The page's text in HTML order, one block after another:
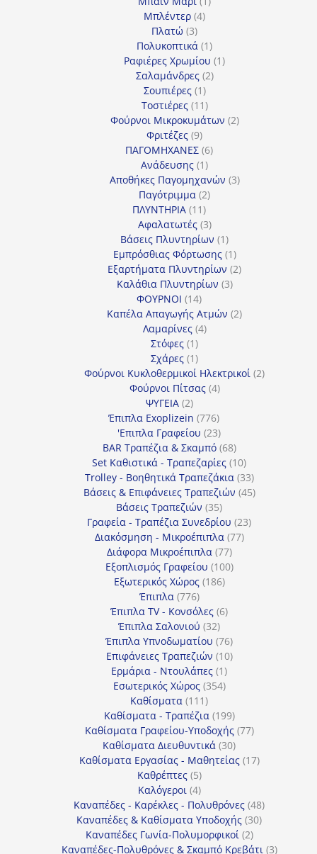
Μπλέντερ 44
Πλατώ 33
προϊόντα
Πολυκοπτικά 11
προϊόν
Ραφιέρες Χρωμίου 11
Σαλαμάνδρες 22
Σουπιέρες 11
προϊόν
Τοστιέρες 1111
προϊόντα
Φούρνοι Μικροκυμάτων 22
Φριτέζες 99
προϊόντα
ΠΑΓΟΜΗΧΑΝΕΣ 66
Ανάδευσης 11
προϊόν
Αποθήκες Παγομηχανών 33
Παγότριμμα 22
ΠΛΥΝΤΗΡΙΑ 1111
προϊόντα
Αφαλατωτές 33
προϊόντα
Βάσεις Πλυντηρίων 11
προϊόν
Εμπρόσθιας Φόρτωσης 11
προϊόν
Εξαρτήματα Πλυντηρίων 22
Καλάθια Πλυντηρίων 33
ΦΟΥΡΝΟΙ 1414
προϊόντα
Καπέλα Απαγωγής Ατμών 22
Λαμαρίνες 44
Στόφες 11
προϊόν
Σχάρες 11
προϊόν
Φούρνοι Κυκλοθερμικοί Ηλεκτρικοί 22
Φούρνοι Πίτσας 44
ΨΥΓΕΙΑ 22
προϊόντα
Έπιπλα Exoplizein 776776
προϊόντα
'Επιπλα Γραφείου 2323
προϊόντα
BAR Τραπέζια & Σκαμπό 6868
προϊόντα
Set Καθιστικά - Τραπεζαρίες 1010
προϊόντα
Trolley - Βοηθητικά Τραπεζάκια 3333
προϊόντα
Βάσεις & Επιφάνειες Τραπεζιών 4545
Βάσεις Τραπεζιών 3535
προϊόντα
Γραφεία - Τραπέζια Συνεδρίου 2323
Διακόσμηση - Μικροέπιπλα 7777
Διάφορα Μικροέπιπλα 7777
προϊόντα
Εξοπλισμός Γραφείου 100100
Εξωτερικός Χώρος 186186
Έπιπλα 776776
προϊόντα
Έπιπλα TV - Κονσόλες 66
Έπιπλα Σαλονιού 3232
προϊόντα
Έπιπλα Υπνοδωματίου 7676
προϊόντα
Επιφάνειες Τραπεζιών 1010
Ερμάρια - Ντουλάπες 11
προϊόν
Εσωτερικός Χώρος 354354
Καθίσματα 111111
προϊόντα
Καθίσματα - Τραπέζια 199199
προϊόντα
Καθίσματα Γραφείου-Υποδοχής 7777
Καθίσματα Διευθυντικά 3030
προϊόντα
Καθίσματα Εργασίας - Μαθητείας 1717
Καθρέπτες 55
προϊόντα
Καλόγεροι 44
προϊόντα
Καναπέδες - Καρέκλες - Πολυθρόνες 4848
προϊόντα
Καναπέδες & Καθίσματα Υποδοχής 3030
Καναπέδες Γωνία-Πολυμορφικοί 22
προϊόντα
Καναπέδες-Πολυθρόνες & Σκαμπό Κρεβάτι 33